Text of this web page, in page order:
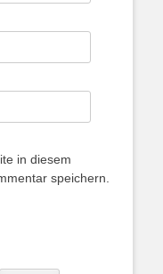
in diesem
speichern.